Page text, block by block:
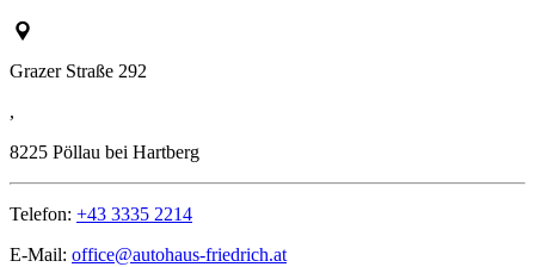
Grazer Straße 292
,
8225 Pöllau bei Hartberg
Telefon: +43 3335 2214
E-Mail: office@autohaus-friedrich.at